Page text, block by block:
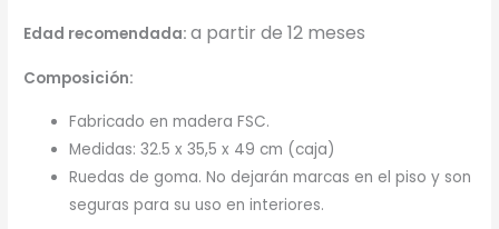
Edad recomendada:a partir de 12 meses
Composición:
Fabricado en madera FSC.
Medidas: 32.5 x 35,5 x 49 cm (caja)
Ruedas de goma. No dejarán marcas en el piso y son
seguras para su uso en interiores.